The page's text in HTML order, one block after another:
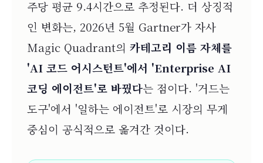
주당 평균 9.4시간으로 추정된다. 더 상징적
인 변화는, 2026년 5월 Gartner가 자사
Magic Quadrant의 카테고리 이름 자체를
'AI 코드 어시스턴트'에서 'Enterprise AI
코딩 에이전트'로 바꿨다는 점이다. '거드는
도구'에서 '일하는 에이전트'로 시장의 무게
중심이 공식적으로 옮겨간 것이다.